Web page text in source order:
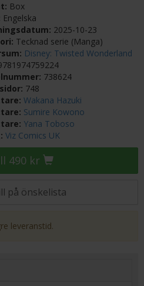
Box
Engelska
2025-10-23
Tecknad serie (Manga)
Disney: Twisted Wonderland
738624
748
Wakana Hazuki
Sumire Kowono
Yana Toboso
Viz Comics UK
490 kr
på önskelista
leveranstid.